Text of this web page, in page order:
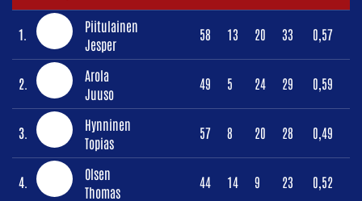
1.
Piitulainen
Jesper
58 13 20 33 0,57
2.
Arola
Juuso
49 5 24 29 0,59
3.
Hynninen
Topias
57 8 20 28 0,49
4.
Olsen
Thomas
44 14 9 23 0,52